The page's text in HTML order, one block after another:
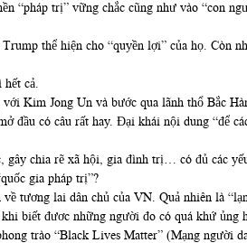
“pháp trị” vững chắc cũng như vào “con
thể hiện cho “quyền lợi” của họ. Còn
hết cả.
Kim Jong Un và bước qua lãnh thổ Bắc
đầu có câu rất hay. Đại khái nội dung “để
chia rẽ xã hội, gia đình trị… có đủ các
gia pháp trị”?
tương lai dân chủ của VN. Quả nhiên là
biết đươc những người đo có quá khứ ủng
trào “Black Lives Matter” (Mạng người